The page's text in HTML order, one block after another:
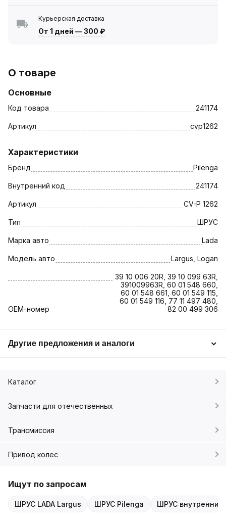
Курьерская доставка
От 1 дней —300 ₽
О товаре
Основные
Код товара 241174
Артикул cvp1262
Характеристики
Бренд Pilenga
Внутренний код 241174
Артикул CV-P 1262
Тип ШРУС
Марка авто Lada
Модель авто Largus, Logan
OEM-номер
39 10 006 20R, 39 10 099 63R,
391009963R, 60 01 548 660,
60 01 548 661, 60 01 549 115,
60 01 549 116, 77 11 497 480,
82 00 499 306
Другие предложения и аналоги
Каталог
Запчасти для отечественных
Трансмиссия
Привод колес
Ищут по запросам
ШРУС LADA Largus ШРУС Pilenga ШРУС внутренний